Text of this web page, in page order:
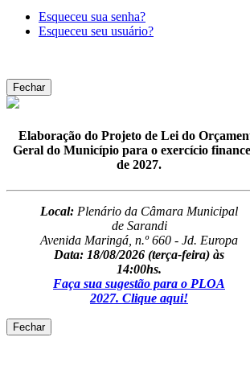
Esqueceu sua senha?
Esqueceu seu usuário?
Fechar
Elaboração do Projeto de Lei do
Geral do Município para o exercício
de 2027.
Local: Plenário da Câmara Municipal
de Sarandi
Avenida Maringá, n.º 660 - Jd. Europa
Data: 18/08/2026 (terça-feira) às
14:00hs.
Faça sua sugestão para o PLOA
2027. Clique aqui!
Fechar